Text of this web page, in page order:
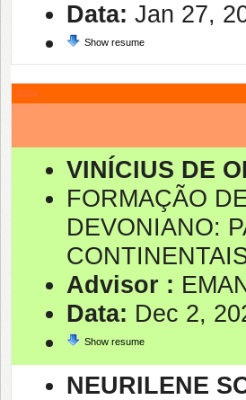
Data: Jan 27,
Show resume
2024
VINÍCIUS DE
FORMAÇÃO
DEVONIANO:
Advisor :
Data: Dec 2,
Show resume
NEURILENE